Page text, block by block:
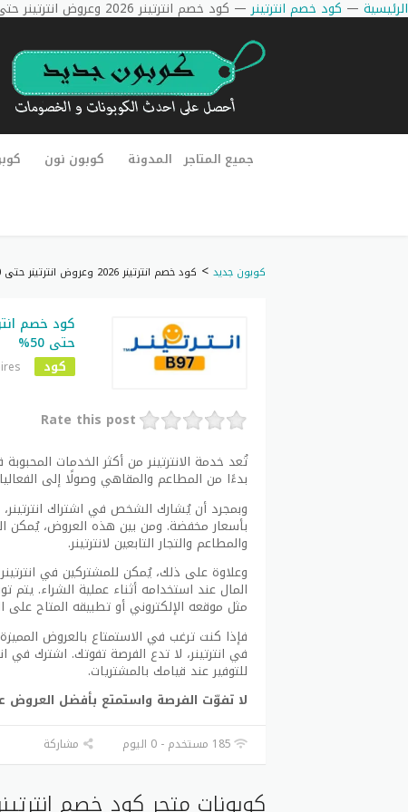
الرئيسية — كود خصم انترتينر— كود خصم انترتينر 2026 وعروض انترتينر حتى 50%
جميع المتاجر المدونة كوبون نون
كوبون جديد > كود خصم انترتينر 2026 وعروض انترتينر حتى 50%
حتى 50%
كود
Rate this post
تُعد خدمة الانترتينر من أكثر الخدمات
بدءًا من المطاعم والمقاهي وصولًا إلى
وبمجرد أن يُشارك الشخص في اشتراك
والمطاعم والتجار التابعين لانترتينر.
وعلاوة على ذلك، يُمكن للمشتركين في
المال عند استخدامه أثناء عملية الشراء. يتم
مثل موقعه الإلكتروني أو تطبيقه المتاح على
فإذا كنت ترغب في الاستمتاع بالعروض
في انترتينر، لا تدع الفرصة تفوتك. اشترك
للتوفير عند قيامك بالمشتريات.
لا تفوّت الفرصة واستمتع بأفضل العروض
185 مستخدم - 0 اليوم مشاركة